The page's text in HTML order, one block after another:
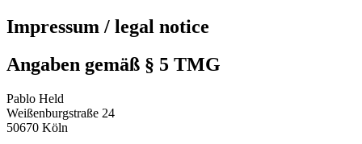
Impressum / legal notice
Angaben gemäß § 5 TMG
Pablo Held
Weißenburgstraße 24
50670 Köln